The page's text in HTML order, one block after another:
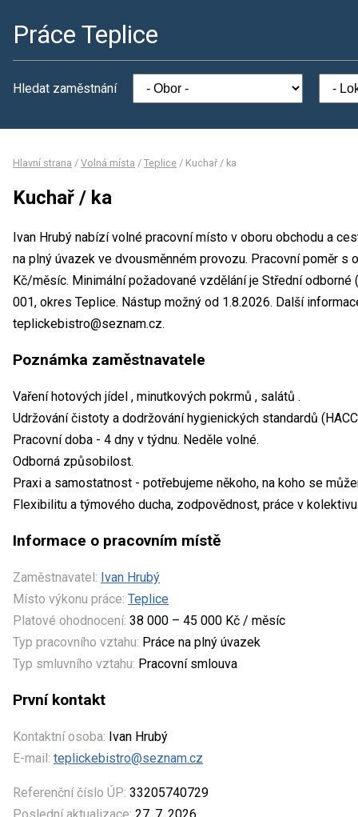
Práce Teplice
Hledat zaměstnání
Hlavní strana / Volná místa / Teplice / Kuchař / ka
Kuchař / ka
Ivan Hrubý nabízí volné pracovní místo v oboru obchodu a
na plný úvazek ve dvousměnném provozu. Pracovní poměr s
Kč/měsíc. Minimální požadované vzdělání je Střední
001, okres Teplice. Nástup možný od 1.8.2026. Další
teplickebistro@seznam.cz.
Poznámka zaměstnavatele
Vaření hotových jídel , minutkových pokrmů , salátů .
Udržování čistoty a dodržování hygienických standardů
Pracovní doba - 4 dny v týdnu. Neděle volné.
Odborná způsobilost.
Praxi a samostatnost - potřebujeme někoho, na koho se
Flexibilitu a týmového ducha, zodpovědnost, práce v
Informace o pracovním místě
Zaměstnavatel: Ivan Hrubý
Místo výkonu práce: Teplice
Platové ohodnocení: 38 000 – 45 000 Kč / měsíc
Typ pracovního vztahu: Práce na plný úvazek
Typ smluvního vztahu: Pracovní smlouva
První kontakt
Kontaktní osoba: Ivan Hrubý
E-mail: teplickebistro@seznam.cz
Referenční číslo ÚP: 33205740729